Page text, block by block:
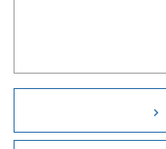
chevron_right